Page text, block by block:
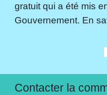
gratuit qui a été mis
Gouvernement. En
Contacter la